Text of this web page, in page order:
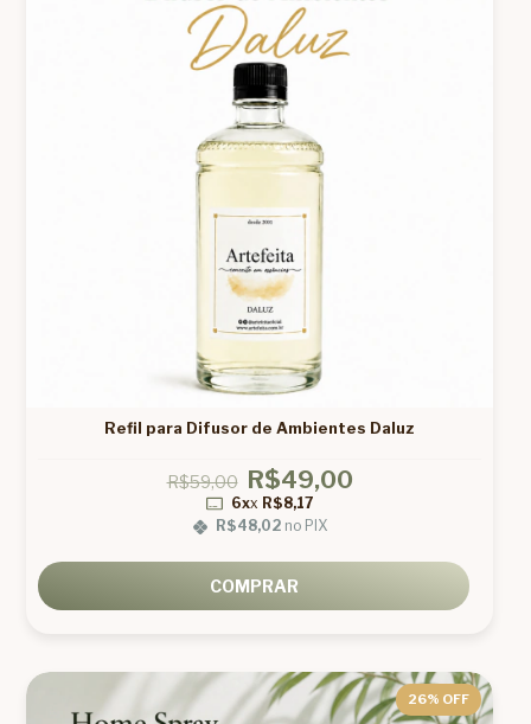
Refil para Difusor de Ambientes Daluz
R$59,00 R$49,00
6xx R$8,17
R$48,02no PIX
COMPRAR
26% OFF